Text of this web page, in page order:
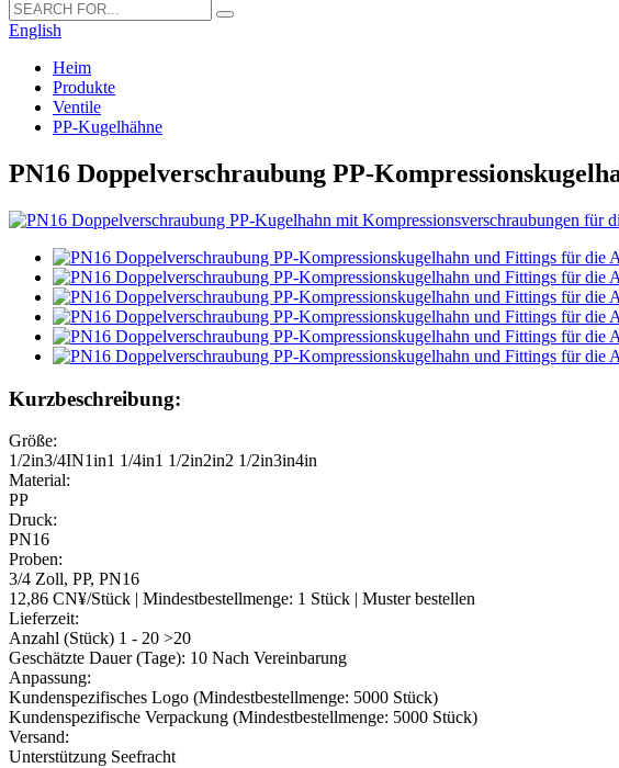
English
Heim
Produkte
Ventile
PP-Kugelhähne
PN16 Doppelverschraubung PP-
Kurzbeschreibung:
Größe:
1/2in3/4IN1in1 1/4in1 1/2in2in2 1/2in3in4in
Material:
PP
Druck:
PN16
Proben:
3/4 Zoll, PP, PN16
12,86 CN¥/Stück | Mindestbestellmenge: 1 Stück | Muster bestellen
Lieferzeit:
Anzahl (Stück) 1 - 20 >20
Geschätzte Dauer (Tage): 10 Nach Vereinbarung
Anpassung:
Kundenspezifisches Logo (Mindestbestellmenge: 5000 Stück)
Kundenspezifische Verpackung (Mindestbestellmenge: 5000 Stück)
Versand:
Unterstützung Seefracht